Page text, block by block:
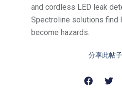
and cordless LED leak
Spectroline solutions find
become hazards.
分享此帖子